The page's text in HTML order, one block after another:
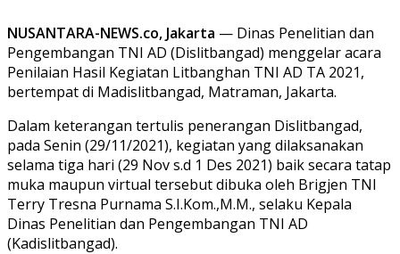
NUSANTARA-NEWS.co, Jakarta — Dinas Penelitian dan
Pengembangan TNI AD (Dislitbangad) menggelar acara
Penilaian Hasil Kegiatan Litbanghan TNI AD TA 2021,
bertempat di Madislitbangad, Matraman, Jakarta.
Dalam keterangan tertulis penerangan Dislitbangad,
pada Senin (29/11/2021), kegiatan yang dilaksanakan
selama tiga hari (29 Nov s.d 1 Des 2021) baik secara tatap
muka maupun virtual tersebut dibuka oleh Brigjen TNI
Terry Tresna Purnama S.I.Kom.,M.M., selaku Kepala
Dinas Penelitian dan Pengembangan TNI AD
(Kadislitbangad).